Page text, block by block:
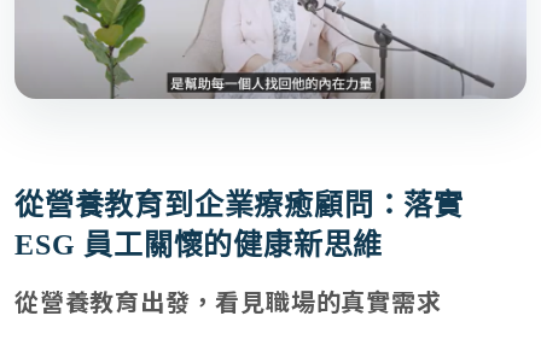
從營養教育到企業療癒顧問：落實
ESG 員工關懷的健康新思維
從營養教育出發，看見職場的真實需求